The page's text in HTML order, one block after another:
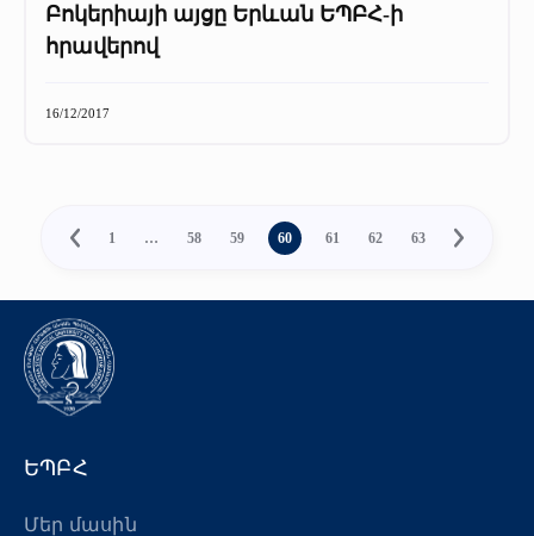
Բոկերիայի այցը Երևան ԵՊԲՀ-ի
հրավերով
16/12/2017
1 … 58 59 60 61 62 63
ԵՊԲՀ
Մեր մասին